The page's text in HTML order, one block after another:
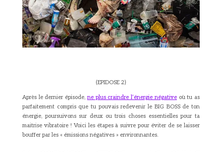
(EPIDOSE 2)
Après le dernier épisode, ne plus craindre l’énergie négativeoù tu as
parfaitement compris que tu pouvais redevenir le BIG BOSS de ton
énergie, poursuivons sur deux ou trois choses essentielles pour ta
maitrise vibratoire ! Voici les étapes à suivre pour éviter de se laisser
bouffer par les « émissions négatives » environnantes.